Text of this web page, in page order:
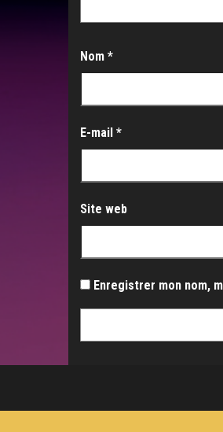
Nom *
E-mail *
Site web
Enregistrer mon nom,